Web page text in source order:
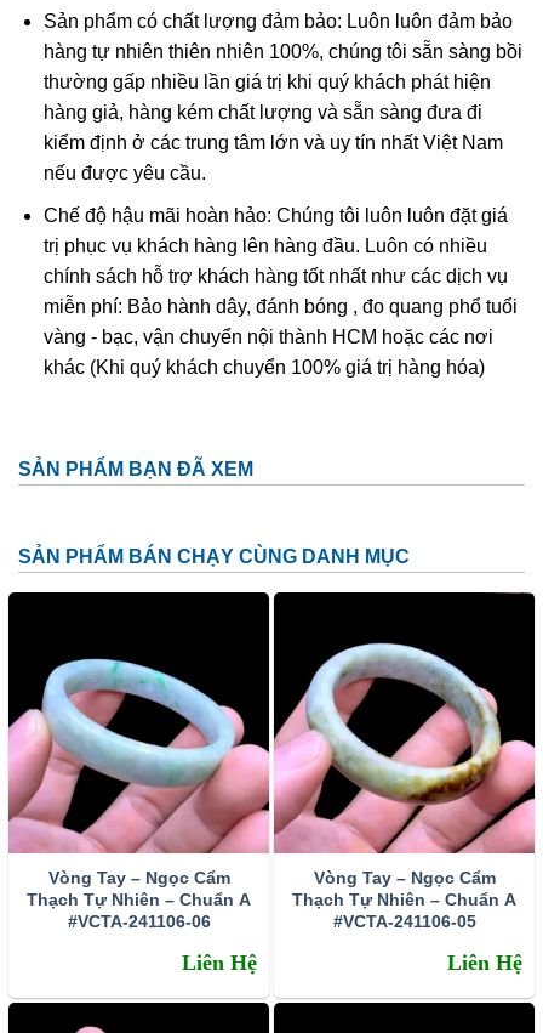
hương dễ chịu. Hổ phách dẫn nhiệt rất kém. Thales đã
phát hiện ra từ 600 năm trước Công nguyên rằng khi chà
xát liên tục vào miếng vải hoặc miếng len thì hổ phách sinh
điện.
Hổ phách được sử dụng trong nhiều công nghệ. Đông y cổ
tâm, can, phế và bàng quang; có tác dụng an thần, định
kinh, lợi tiểu tiện, tán ư huyết; chỉ dành cho người hỏa suy,
thủy thịnh. Vì dễ mài giũa và cắt gọt, hổ phách trở thành vật
liệu quý đối với ngành thủ công mỹ nghệ: chế biến tẩu
thuốc, làm nhiều món trang sức đắt tiền như mặt nhẫn, sợi
dây chuyền, cườm tay, hoa tai, v.v…
Hình 2: Hổ phách muốn tồn tại phải vượt qua mọi thử thách của
thiên nhiên, trở nên long lanh rực rỡ
Do hổ phách cổ đại hiếm như vậy, để đáp ứng nhu cầu
cao của thị trường, hiện tại con người đã sản xuất được
Sản phẩm có chất lượng đảm bảo: Luôn luôn đảm bảo
hàng tự nhiên thiên nhiên 100%, chúng tôi sẵn sàng bồi
thường gấp nhiều lần giá trị khi quý khách phát hiện
hàng giả, hàng kém chất lượng và sẵn sàng đưa đi
kiểm định ở các trung tâm lớn và uy tín nhất Việt Nam
nếu được yêu cầu.
Chế độ hậu mãi hoàn hảo: Chúng tôi luôn luôn đặt giá
trị phục vụ khách hàng lên hàng đầu. Luôn có nhiều
chính sách hỗ trợ khách hàng tốt nhất như các dịch vụ
miễn phí: Bảo hành dây, đánh bóng , đo quang phổ tuổi
vàng - bạc, vận chuyển nội thành HCM hoặc các nơi
khác (Khi quý khách chuyển 100% giá trị hàng hóa)
SẢN PHẨM BẠN ĐÃ XEM
SẢN PHẨM BÁN CHẠY CÙNG DANH MỤC
Vòng Tay – Ngọc Cẩm
Thạch Tự Nhiên – Chuẩn A
#VCTA-241106-06
Liên Hệ
Vòng Tay – Ngọc Cẩm
Thạch Tự Nhiên – Chuẩn A
#VCTA-241106-05
Liên Hệ